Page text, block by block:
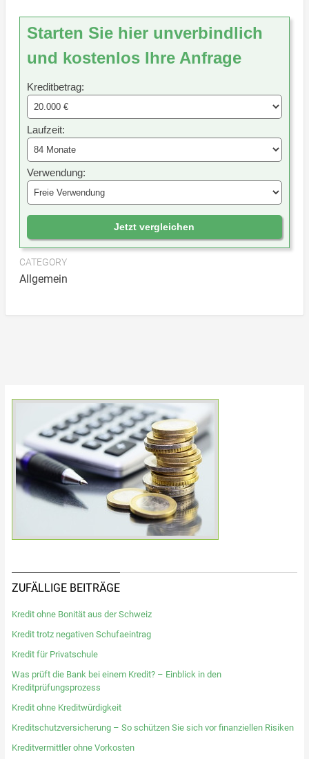
Starten Sie hier unverbindlich
und kostenlos Ihre Anfrage
Kreditbetrag:
Laufzeit:
Verwendung:
Jetzt vergleichen
CATEGORY
Allgemein
ZUFÄLLIGE BEITRÄGE
Kredit ohne Bonität aus der Schweiz
Kredit trotz negativen Schufaeintrag
Kredit für Privatschule
Was prüft die Bank bei einem Kredit? – Einblick in den
Kreditprüfungsprozess
Kredit ohne Kreditwürdigkeit
Kreditschutzversicherung – So schützen Sie sich vor finanziellen Risiken
Kreditvermittler ohne Vorkosten